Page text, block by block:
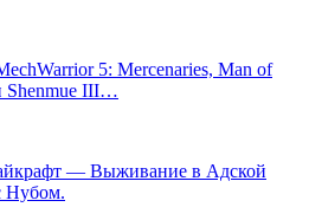
5: Mercenaries, Man of
Shenmue III…
— Выживание в Адской
Нубом.